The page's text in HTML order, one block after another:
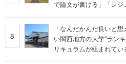
で論文が書ける」「レ
8
「なんだかんだ良いと
い関西地方の大学”ラン
リキュラムが組まれて